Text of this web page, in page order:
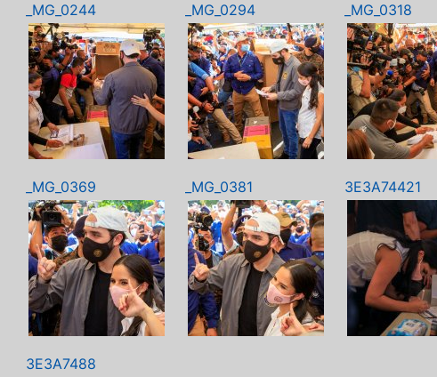
_MG_0244 _MG_0294 _MG_0318
_MG_0369 _MG_0381 3E3A74421
3E3A7488